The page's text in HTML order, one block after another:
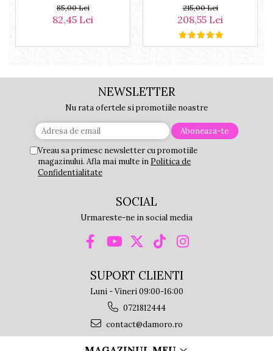
85,00 Lei
82,45 Lei
215,00 Lei
208,55 Lei
NEWSLETTER
Nu rata ofertele si promotiile noastre
Vreau sa primesc newsletter cu promotiile
magazinului. Afla mai multe in Politica de
Confidentialitate
SOCIAL
Urmareste-ne in social media
SUPORT CLIENTI
Luni - Vineri 09:00-16:00
0721812444
contact@damoro.ro